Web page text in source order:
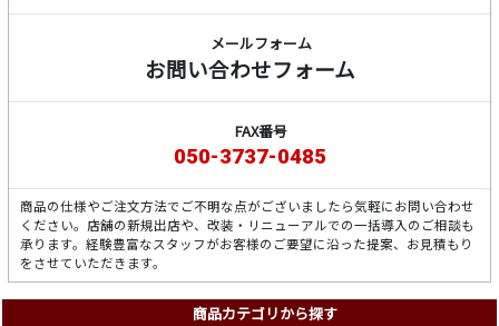
メールフォーム
お問い合わせフォーム
FAX番号
050-3737-0485
商品の仕様やご注文方法でご不明な点がございましたら気軽にお問い合わせ
ください。店舗の新規出店や、改装・リニューアルでの一括導入のご相談も
承ります。経験豊富なスタッフがお客様のご要望に沿った提案、お見積もり
をさせていただきます。
商品カテゴリから探す